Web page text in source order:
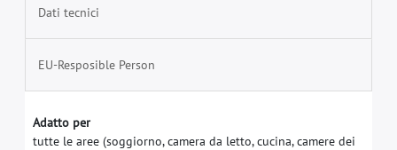
Dati tecnici
EU-Resposible Person
Adatto per
tutte le aree (soggiorno, camera da letto, cucina, camere dei